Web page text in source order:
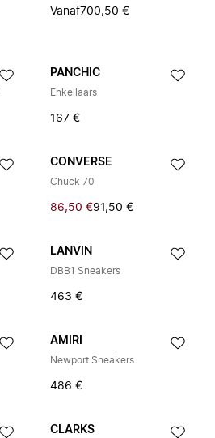
Vanaf700,50 €
PANCHIC
Enkellaars
167 €
CONVERSE
Chuck 70
86,50 €91,50 €
LANVIN
DBB1 Sneakers
463 €
AMIRI
Newport Sneakers
486 €
CLARKS